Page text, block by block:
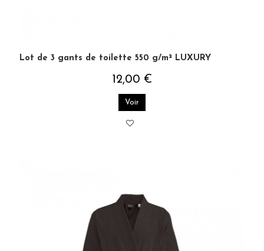
Lot de 3 gants de toilette 550 g/m² LUXURY
12,00 €
Voir